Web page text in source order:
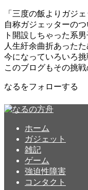
「三度の飯よりガジ
自称ガジェッターの
ト開設しちゃった系男
人生紆余曲折あったた
今になっていろいろ挑
このブログもその挑戦
なるをフォローする
ホーム
ガジェット
雑記
ゲーム
強迫性障害
コンタクト